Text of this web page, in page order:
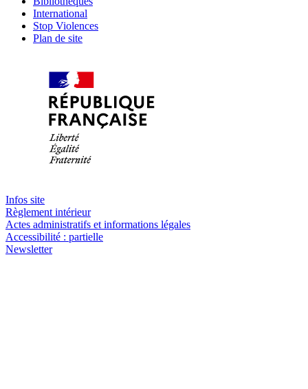
International
Stop Violences
Plan de site
Infos site
Règlement intérieur
Actes administratifs et informations légales
Accessibilité : partielle
Newsletter